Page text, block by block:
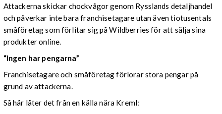
Attackerna skickar chockvågor genom Rysslands detaljhandel
och påverkar inte bara franchisetagare utan även tiotusentals
småföretag som förlitar sig på Wildberries för att sälja sina
produkter online.
“Ingen har pengarna”
Franchisetagare och småföretag förlorar stora pengar på
grund av attackerna.
Så här låter det från en källa nära Kreml: